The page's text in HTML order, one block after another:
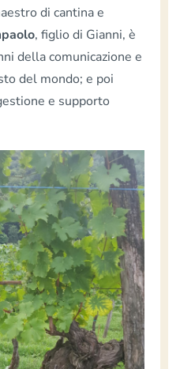
di cantina e
, figlio di Gianni, è
della comunicazione e
del mondo; e poi
e supporto